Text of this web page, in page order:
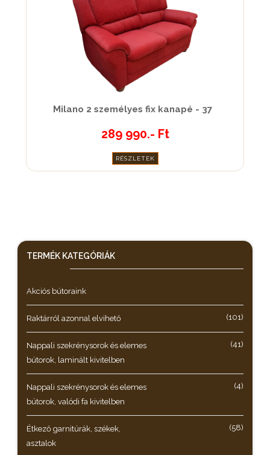
Milano 2 személyes fix kanapé - 37
289 990.- Ft
RÉSZLETEK
TERMÉK KATEGÓRIÁK
Akciós bútoraink
Raktárról azonnal elvihető (101)
Nappali szekrénysorok és elemes
bútorok, laminált kivitelben
(41)
Nappali szekrénysorok és elemes
bútorok, valódi fa kivitelben
(4)
Étkező garnitúrák, székek,
asztalok
(58)